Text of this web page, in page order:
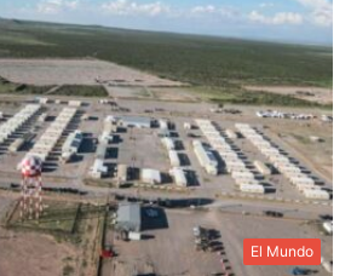
El Mundo